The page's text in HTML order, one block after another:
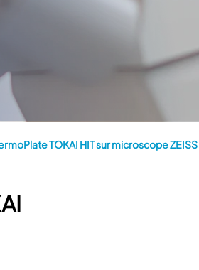
TOKAI HIT sur microscope ZEISS